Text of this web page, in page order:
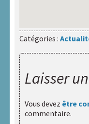
Catégories :
Laisser
Vous devez être
commentaire.